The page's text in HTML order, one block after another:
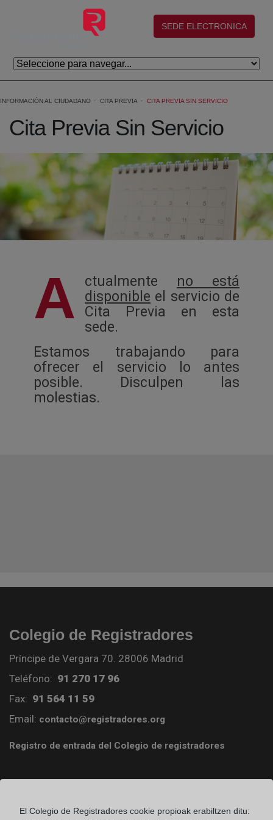
Eduki nagusira joan
(abre en nueva ventana)
SEDE ELECTRONICA
INFORMACIÓN AL CIUDADANO CITA PREVIA CITA PREVIA SIN SERVICIO
Cita Previa Sin Servicio
A ctualmente no está
disponible el servicio de
Cita Previa en esta
sede.
Estamos trabajando para
ofrecer el servicio lo antes
posible. Disculpen las
molestias.
Colegio de Registradores
Príncipe de Vergara 70. 28006 Madrid
Teléfono: 91 270 17 96
Fax: 91 564 11 59
Email: contacto@registradores.org
Registro de entrada del Colegio de registradores
El Colegio de Registradores cookie propioak erabiltzen ditu: